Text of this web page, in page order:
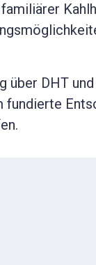
über DHT
fundierte